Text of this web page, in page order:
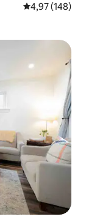
4,97 de uma
4,97 (148)